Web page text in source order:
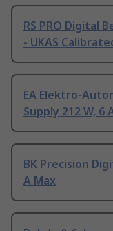
RS PRO Digital
- UKAS
EA Elektro-
Supply 212 W, 6
BK Precision
A Max